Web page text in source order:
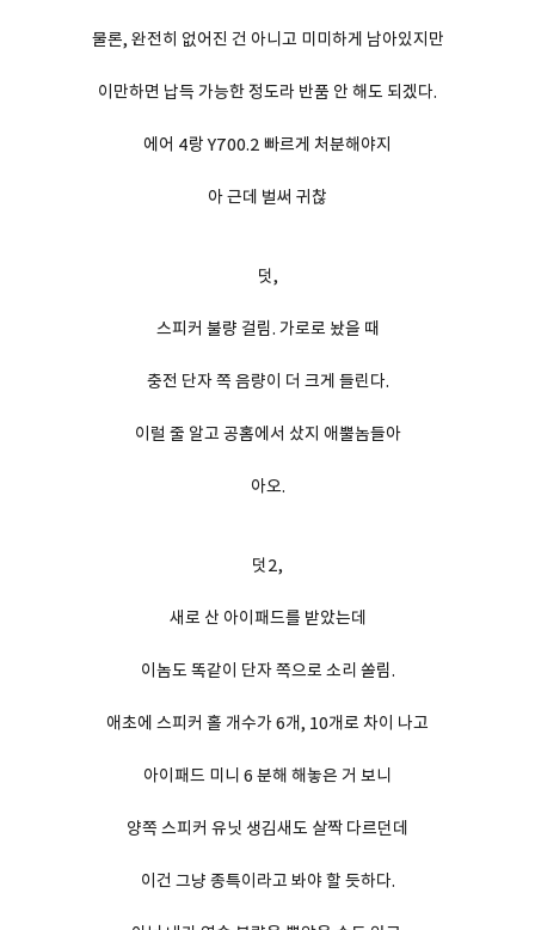
물론, 완전히 없어진 건 아니고 미미하게 남아있지만
이만하면 납득 가능한 정도라 반품 안 해도 되겠다.
에어 4랑 Y700.2 빠르게 처분해야지
아 근데 벌써 귀찮
덧,
스피커 불량 걸림. 가로로 놨을 때
충전 단자 쪽 음량이 더 크게 들린다.
이럴 줄 알고 공홈에서 샀지 애뿔놈들아
아오.
덧2,
새로 산 아이패드를 받았는데
이놈도 똑같이 단자 쪽으로 소리 쏠림.
애초에 스피커 홀 개수가 6개, 10개로 차이 나고
아이패드 미니 6 분해 해놓은 거 보니
양쪽 스피커 유닛 생김새도 살짝 다르던데
이건 그냥 종특이라고 봐야 할 듯하다.